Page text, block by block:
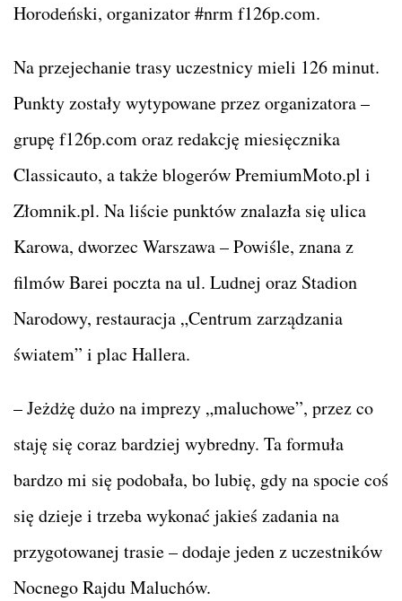
Horodeński, organizator #nrm f126p.com.
Na przejechanie trasy uczestnicy mieli 126 minut.
Punkty zostały wytypowane przez organizatora –
grupę f126p.com oraz redakcję miesięcznika
Classicauto, a także blogerów PremiumMoto.pl i
Złomnik.pl. Na liście punktów znalazła się ulica
Karowa, dworzec Warszawa – Powiśle, znana z
filmów Barei poczta na ul. Ludnej oraz Stadion
Narodowy, restauracja „Centrum zarządzania
światem” i plac Hallera.
– Jeżdżę dużo na imprezy „maluchowe”, przez co
staję się coraz bardziej wybredny. Ta formuła
bardzo mi się podobała, bo lubię, gdy na spocie coś
się dzieje i trzeba wykonać jakieś zadania na
przygotowanej trasie – dodaje jeden z uczestników
Nocnego Rajdu Maluchów.